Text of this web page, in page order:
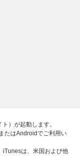
）が起動します。
たはAndroidでご利用い
iTunesは、米国および他